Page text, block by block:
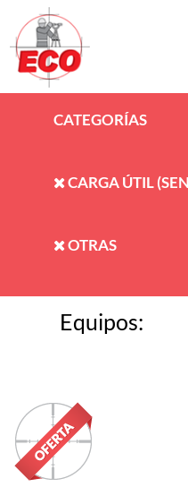
CATEGORÍAS
CARGA ÚTIL
OTRAS
Equipos: